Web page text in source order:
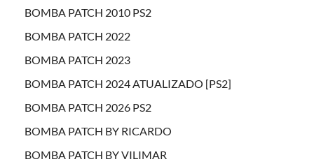
BOMBA PATCH 2010 PS2
BOMBA PATCH 2022
BOMBA PATCH 2023
BOMBA PATCH 2024 ATUALIZADO [PS2]
BOMBA PATCH 2026 PS2
BOMBA PATCH BY RICARDO
BOMBA PATCH BY VILIMAR